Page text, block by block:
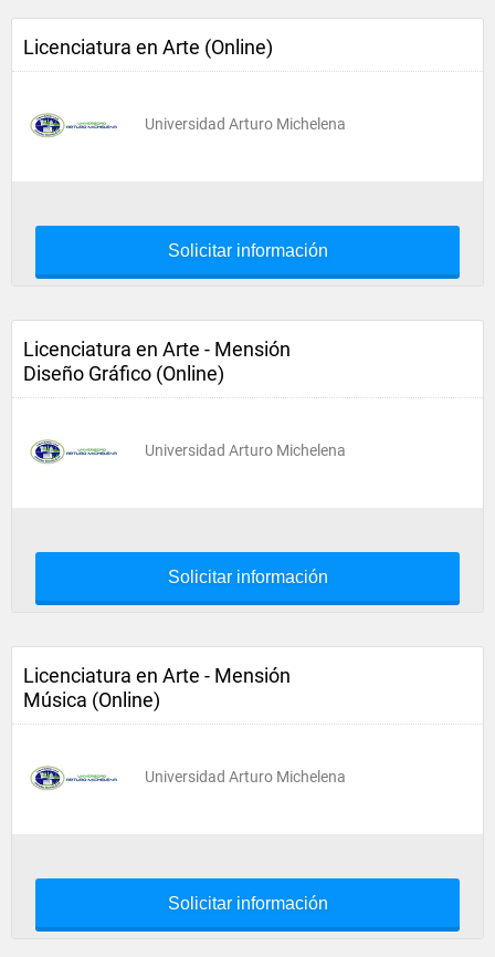
Licenciatura en Arte (Online)
Universidad Arturo Michelena
Solicitar información
Licenciatura en Arte - Mensión
Diseño Gráfico (Online)
Universidad Arturo Michelena
Solicitar información
Licenciatura en Arte - Mensión
Música (Online)
Universidad Arturo Michelena
Solicitar información